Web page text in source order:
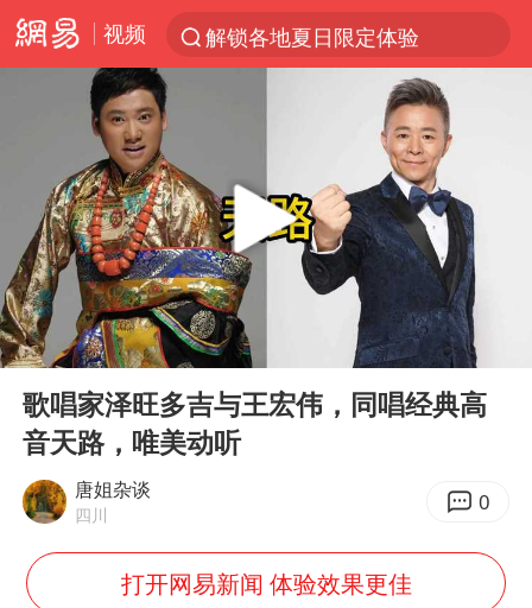
视频
解锁各地夏日限定体验
金饰克价一夜涨回1300元
河南重大刑事案嫌疑人落网
西湖突现狂风暴雨 游客瞬间被浇透
白海豚将正面袭击贯穿浙江
酒店回应车内过夜被收150元
Play
00:00 08:53
歌唱家泽旺多吉与王宏伟，同唱经典高
音天路，唯美动听
唐姐杂谈
四川 0
打开网易新闻 体验效果更佳